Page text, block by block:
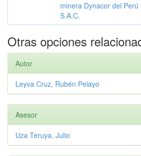
minera Dynacor del Perú
S.A.C.
Otras opciones
Autor
Leyva Cruz, Rubén Pelayo
Asesor
Uza Teruya, Julio